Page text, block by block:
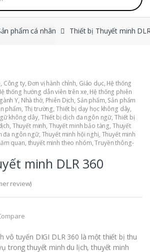
phẩm cá nhân Thiết bị Thuyết minh
, Công ty,Đơn vị hành chính, Giáo dục, Hệ thống
thống hướng dẫn viên trên xe, Hệ thống phiên
Y, Nhà thờ, Phiên Dịch, Sản phẩm, Sản phẩm
phẩm, Thị trường, Thiết bị dạy học không dây,
không dây, Thiết bị dịch đa ngôn ngữ, Thiết bị
, Thuyết minh, Thuyết minh bảo tàng, Thuyết
đa ngôn ngữ, Thuyết minh hội nghị, Thuyết minh
quan, thuyết minh theo nhóm,Truyền thông-
minh DLR 360
review)
vô tuyến DIGI DLR 360 là một thiết bị thu
trong thuyết minh du lịch, thuyết minh